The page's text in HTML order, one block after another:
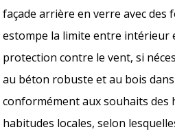
façade arrière en verre avec des
estompe la limite entre intérieur
protection contre le vent, si
au béton robuste et au bois
conformément aux souhaits des
habitudes locales, selon